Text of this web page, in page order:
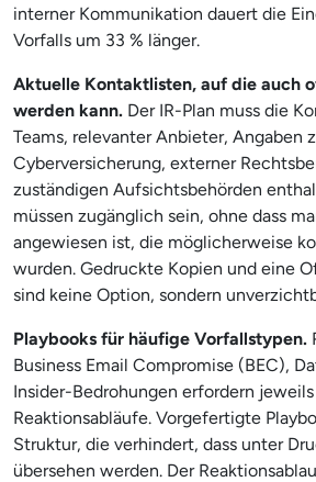
interner Kommunikation dauert die
Vorfalls um 33 % länger.
Aktuelle Kontaktlisten, auf die auch
werden kann. Der IR-Plan muss die
Teams, relevanter Anbieter, Angaben
Cyberversicherung, externer
zuständigen Aufsichtsbehörden
müssen zugänglich sein, ohne dass
angewiesen ist, die möglicherweise
wurden. Gedruckte Kopien und eine
sind keine Option, sondern
Playbooks für häufige Vorfallstypen.
Business Email Compromise (BEC),
Insider-Bedrohungen erfordern
Reaktionsabläufe. Vorgefertigte
Struktur, die verhindert, dass unter
übersehen werden. Der